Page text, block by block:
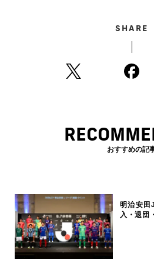
SHARE
おすすめの記
明治安田
入・退団